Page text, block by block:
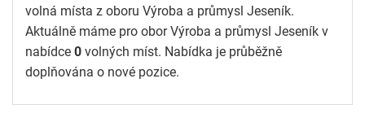
volná místa z oboru Výroba a průmysl Jeseník.
Aktuálně máme pro obor Výroba a průmysl Jeseník v
nabídce 0 volných míst. Nabídka je průběžně
doplňována o nové pozice.